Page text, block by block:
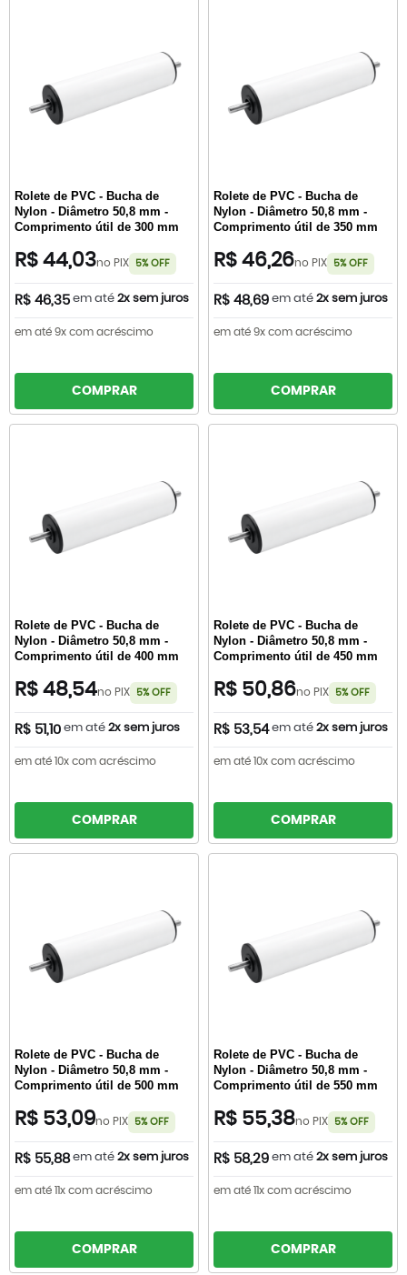
Rolete de PVC - Bucha de
Nylon - Diâmetro 50,8 mm -
Comprimento útil de 300 mm
R$ 44,03no PIX 5% OFF
R$ 46,35 em até 2x sem juros
em até 9x com acréscimo
COMPRAR
Rolete de PVC - Bucha de
Nylon - Diâmetro 50,8 mm -
Comprimento útil de 350 mm
R$ 46,26no PIX 5% OFF
R$ 48,69 em até 2x sem juros
em até 9x com acréscimo
COMPRAR
Rolete de PVC - Bucha de
Nylon - Diâmetro 50,8 mm -
Comprimento útil de 400 mm
R$ 48,54no PIX 5% OFF
R$ 51,10 em até 2x sem juros
em até 10x com acréscimo
COMPRAR
Rolete de PVC - Bucha de
Nylon - Diâmetro 50,8 mm -
Comprimento útil de 450 mm
R$ 50,86no PIX 5% OFF
R$ 53,54 em até 2x sem juros
em até 10x com acréscimo
COMPRAR
Rolete de PVC - Bucha de
Nylon - Diâmetro 50,8 mm -
Comprimento útil de 500 mm
R$ 53,09no PIX 5% OFF
R$ 55,88 em até 2x sem juros
em até 11x com acréscimo
COMPRAR
Rolete de PVC - Bucha de
Nylon - Diâmetro 50,8 mm -
Comprimento útil de 550 mm
R$ 55,38no PIX 5% OFF
R$ 58,29 em até 2x sem juros
em até 11x com acréscimo
COMPRAR